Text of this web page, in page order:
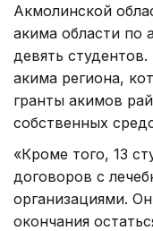
Акмолинской
акима области по
девять
акима региона,
гранты акимов
собственных
«Кроме того, 13
договоров с
организациями.
окончания